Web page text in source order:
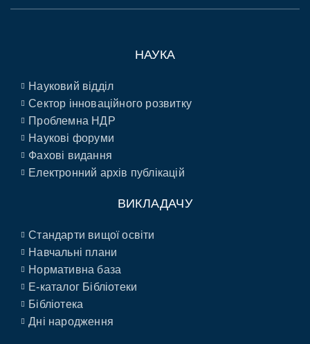
НАУКА
Науковий відділ
Сектор інноваційного розвитку
Проблемна НДР
Наукові форуми
Фахові видання
Електронний архів публікацій
ВИКЛАДАЧУ
Стандарти вищої освіти
Навчальні плани
Нормативна база
E-каталог Бібліотеки
Бібліотека
Дні народження